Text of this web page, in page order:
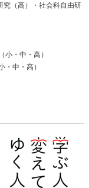
究（高）・社会科自由研
・中・高）
・中・高）